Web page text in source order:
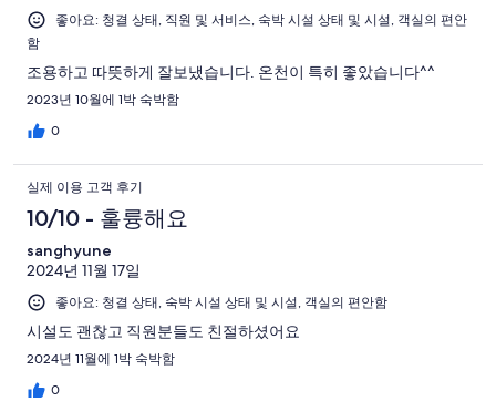
좋아요: 청결 상태, 직원 및 서비스, 숙박 시설 상태 및 시설, 객실의 편안
함
조용하고 따뜻하게 잘보냈습니다. 온천이 특히 좋았습니다^^
2023년 10월에 1박 숙박함
0
실제 이용 고객 후기
10/10 - 훌륭해요
sanghyune
2024년 11월 17일
좋아요: 청결 상태, 숙박 시설 상태 및 시설, 객실의 편안함
시설도 괜찮고 직원분들도 친절하셨어요
2024년 11월에 1박 숙박함
0